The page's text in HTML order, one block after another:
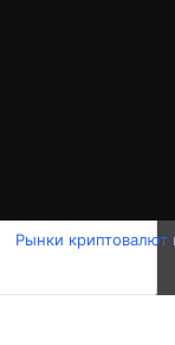
Рынки криптовалют